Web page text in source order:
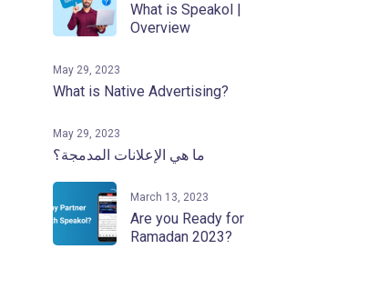
What is Speakol |
Overview
May 29, 2023
What is Native Advertising?
May 29, 2023
ما هي الإعلانات المدمجة؟
March 13, 2023
Are you Ready for
Ramadan 2023?